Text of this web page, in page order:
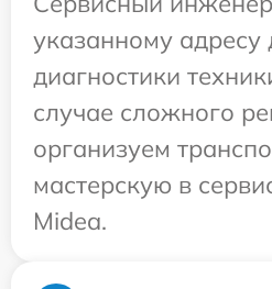
указанному адресу
диагностики
случае сложного
организуем
мастерскую в
Midea.